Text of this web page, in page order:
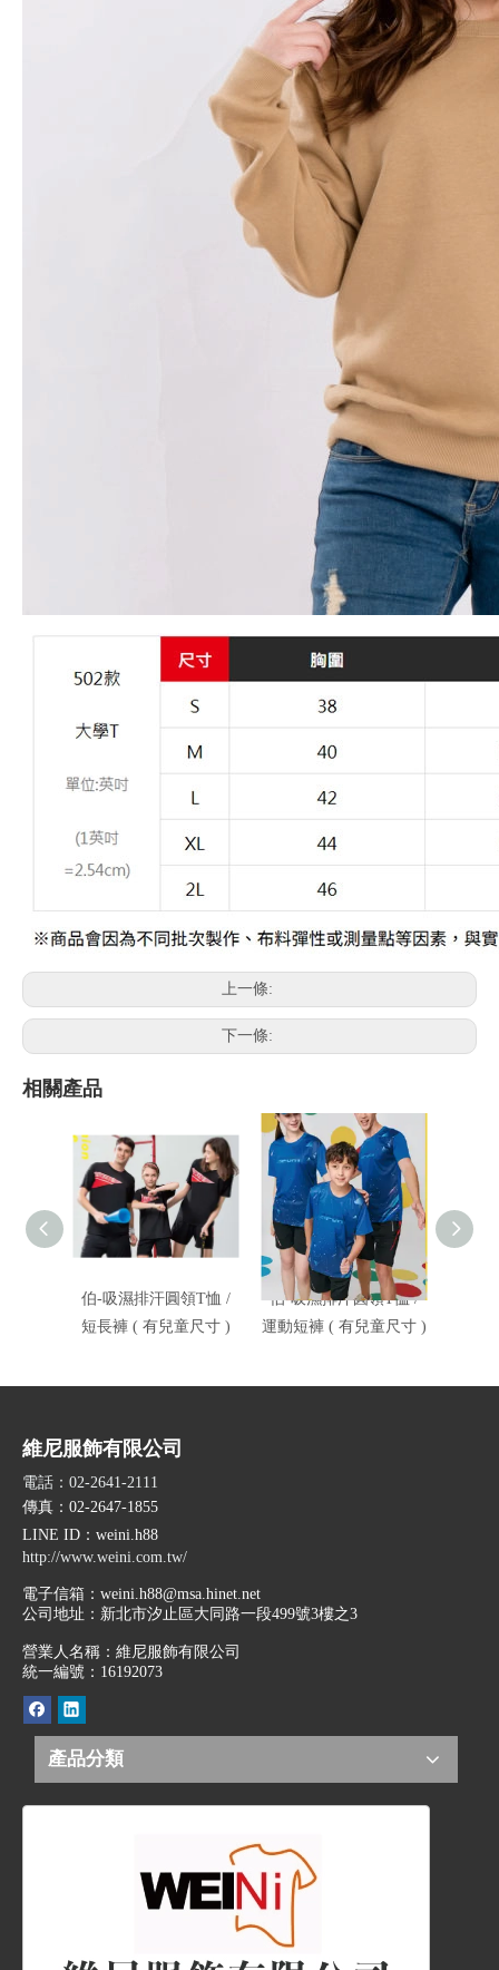
上一條:
下一條:
相關產品
伯-吸濕排汗圓領T恤 /
短長褲 ( 有兒童尺寸 )
伯-吸濕排汗圓領T恤 /
運動短褲 ( 有兒童尺寸 )
維尼服飾有限公司
電話：02-2641-2111
傳真：02-2647-1855
LINE ID ：weini.h88
http://www.weini.com.tw/
電子信箱： weini.h88@msa.hinet.net
公司地址： 新北市汐止區大同路一段499號3樓之3
營業人名稱：維尼服飾有限公司
統一編號：16192073
產品分類